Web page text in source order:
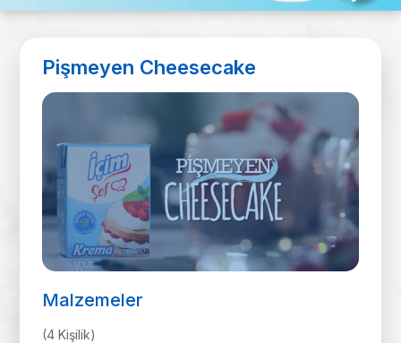
Pişmeyen Cheesecake
Malzemeler
(4 Kişilik)